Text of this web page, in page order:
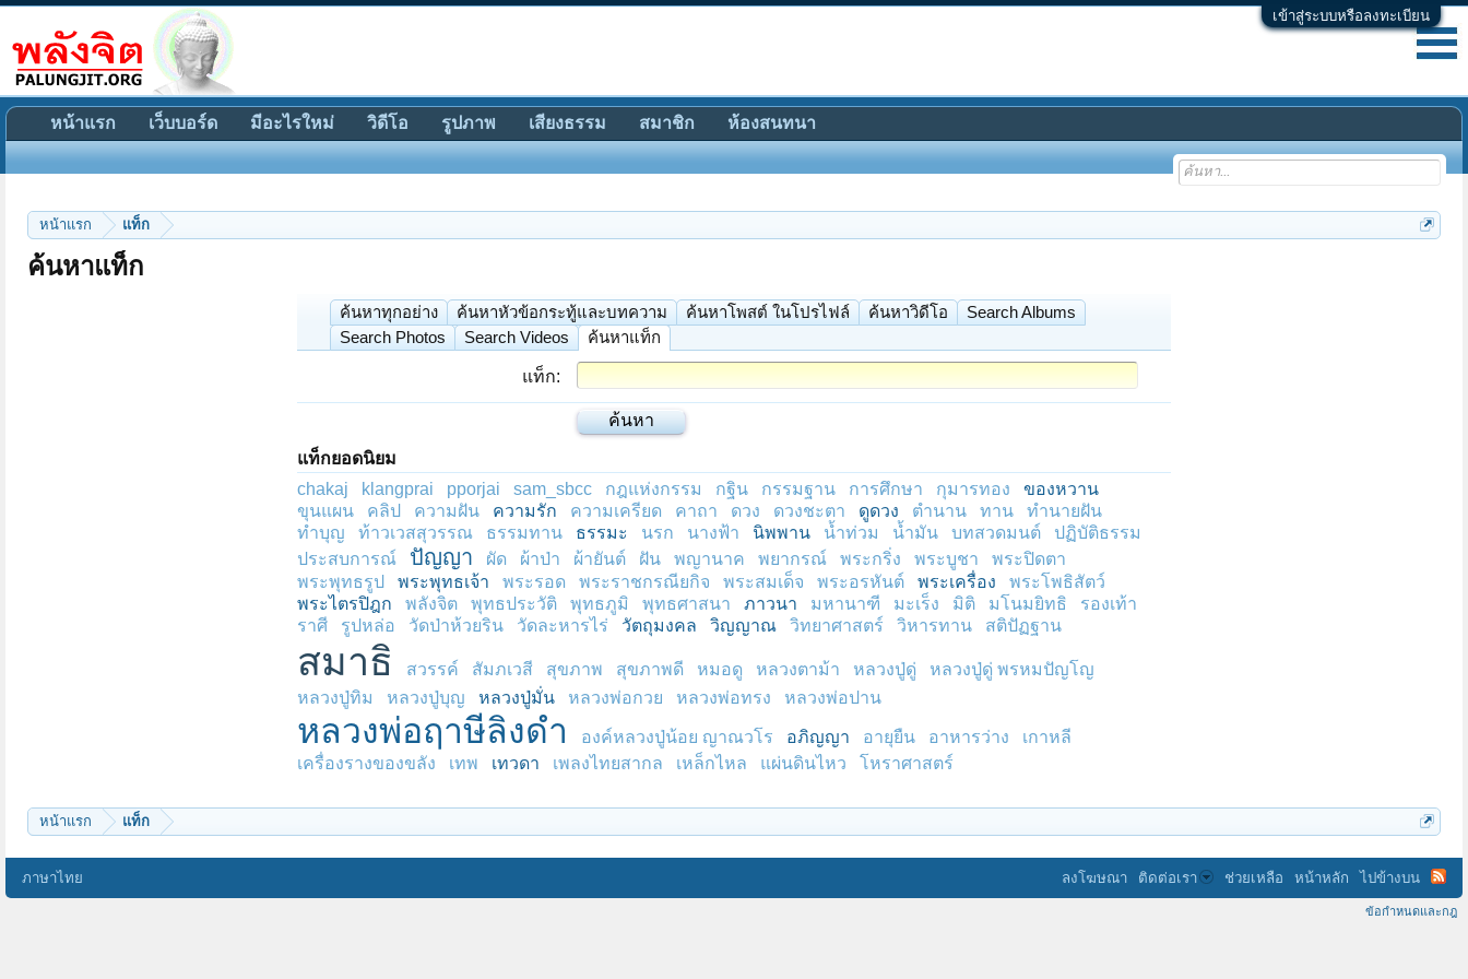
เข้าสู่ระบบหรือลงทะเบียน
หน้าแรก แท็ก
ค้นหาแท็ก
ค้นหาทุกอย่าง ค้นหาหัวข้อกระทู้และบทความ ค้นหาโพสต์ ในโปรไฟล์ ค้นหาวิดีโอ
Search Albums
Search Photos
Search Videos ค้นหาแท็ก
แท็ก:
แท็กยอดนิยม
chakaj
klangprai pporjai sam_sbcc กฎแห่งกรรม กฐิน กรรมฐาน การศึกษา กุมารทอง
ของหวาน
ขุนแผน
คลิป ความฝัน ความรัก ความเครียด คาถา ดวง ดวงชะตา ดูดวง ตำนาน ทาน
ทำนายฝัน
ทำบุญ
ท้าวเวสสุวรรณ ธรรมทาน ธรรมะ นรก นางฟ้า นิพพาน น้ำท่วม น้ำมัน บทสวดมนต์
ปฏิบัติธรรม
ประสบการณ์
ปัญญา ผัด ผ้าป่า ผ้ายันต์ ฝัน พญานาค พยากรณ์ พระกริ่ง พระบูชา
พระปิดตา
พระพุทธรูป
พระพุทธเจ้า พระรอด พระราชกรณียกิจ พระสมเด็จ พระอรหันต์ พระเครื่อง
พระโพธิสัตว์
พระไตรปิฎก
พลังจิต พุทธประวัติ พุทธภูมิ พุทธศาสนา ภาวนา มหานาฑี มะเร็ง มิติ มโนมยิทธิ
รองเท้า
ราศี
รูปหล่อ วัดป่าห้วยริน วัดละหารไร่ วัตถุมงคล วิญญาณ วิทยาศาสตร์ วิหารทาน สติปัฏฐาน
สมาธิ สวรรค์ สัมภเวสี สุขภาพ สุขภาพดี หมอดู หลวงตาม้า หลวงปู่ดู่
หลวงปู่ดู่ พรหมปัญโญ
หลวงปู่ทิม
หลวงปู่บุญ หลวงปู่มั่น หลวงพ่อกวย หลวงพ่อทรง หลวงพ่อปาน
หลวงพ่อฤาษีลิงดำ องค์หลวงปู่น้อย ญาณวโร อภิญญา อายุยืน อาหารว่าง
เกาหลี
เครื่องรางของขลัง
เทพ เทวดา เพลงไทยสากล เหล็กไหล แผ่นดินไหว โหราศาสตร์
หน้าแรก แท็ก
หน้าแรก เว็บบอร์ด มีอะไรใหม่ วิดีโอ รูปภาพ เสียงธรรม สมาชิก ห้องสนทนา
ภาษาไทย ลงโฆษณา ติดต่อเรา ช่วยเหลือ หน้าหลัก ไปข้างบน
ข้อกำหนดและกฎ